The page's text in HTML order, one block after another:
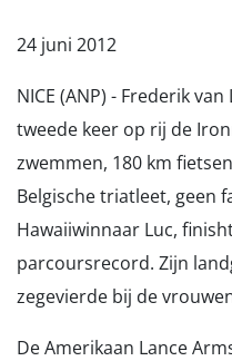
24 juni 2012
NICE (ANP) - Frederik
tweede keer op rij de
zwemmen, 180 km
Belgische triatleet, geen
Hawaiiwinnaar Luc,
parcoursrecord. Zijn
zegevierde bij de
De Amerikaan Lance